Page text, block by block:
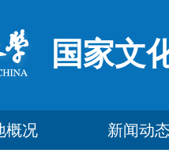
国家文
概况 新闻动